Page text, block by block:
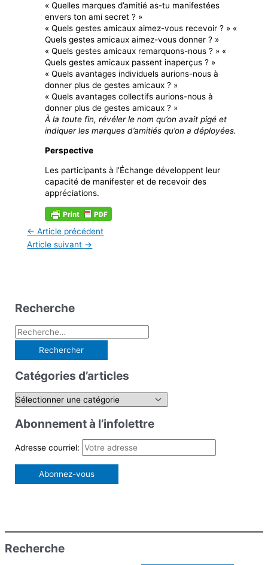
« Quelles marques d’amitié as-tu manifestées
envers ton ami secret ? »
« Quels gestes amicaux aimez-vous recevoir ? » «
Quels gestes amicaux aimez-vous donner ? »
« Quels gestes amicaux remarquons-nous ? » «
Quels gestes amicaux passent inaperçus ? »
« Quels avantages individuels aurions-nous à
donner plus de gestes amicaux ? »
« Quels avantages collectifs aurions-nous à
donner plus de gestes amicaux ? »
À la toute fin, révéler le nom qu’on avait pigé et
indiquer les marques d’amitiés qu’on a déployées.
Perspective
Les participants à l’Échange développent leur
capacité de manifester et de recevoir des
appréciations.
← Article précédent
Article suivant →
Recherche
R
h
e
c
h
Catégories d’articles
C
é
g
s
Abonnement à l’infolettre
Adresse courriel:
Recherche